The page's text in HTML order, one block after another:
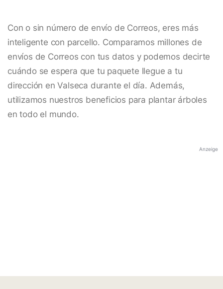
Con o sin número de envío de Correos, eres más
inteligente con parcello. Comparamos millones de
envíos de Correos con tus datos y podemos decirte
cuándo se espera que tu paquete llegue a tu
dirección en Valseca durante el día. Además,
utilizamos nuestros beneficios para plantar árboles
en todo el mundo.
Anzeige